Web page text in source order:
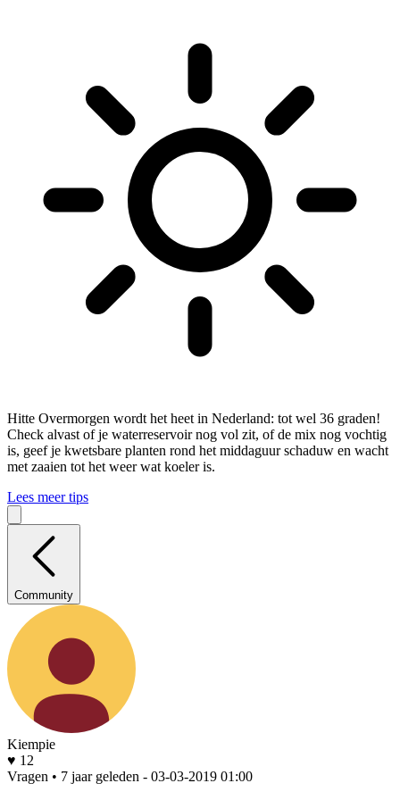
Hitte Overmorgen wordt het heet in Nederland: tot wel 36 graden!
Check alvast of je waterreservoir nog vol zit, of de mix nog vochtig
is, geef je kwetsbare planten rond het middaguur schaduw en wacht
met zaaien tot het weer wat koeler is.
Lees meer tips
Community
Kiempie
♥ 12
Vragen • 7 jaar geleden - 03-03-2019 01:00